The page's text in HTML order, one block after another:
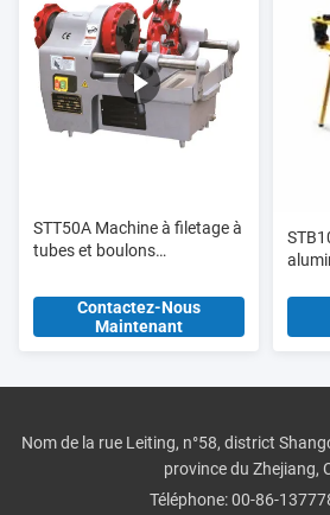
STT50A Machine à filetage à
tubes et boulons
et M33
Contactez-Nous
Maintenant
1/2 "-
Nom de la rue Leiting, n°58, district
province du Zhejiang,
Téléphone:00-86-